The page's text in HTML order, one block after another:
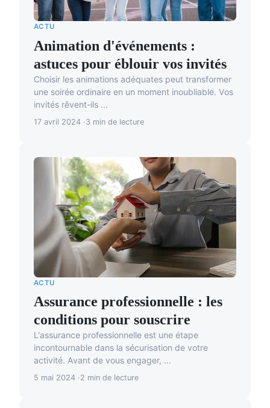
ACTU
Animation d'événements :
astuces pour éblouir vos invités
Choisir les animations adéquates peut transformer
une soirée ordinaire en un moment inoubliable. Vos
invités rêvent-ils ...
17 avril 2024 3 min de lecture
ACTU
Assurance professionnelle : les
conditions pour souscrire
L'assurance professionnelle est une étape
incontournable dans la sécurisation de votre
activité. Avant de vous engager, ...
5 mai 2024 2 min de lecture